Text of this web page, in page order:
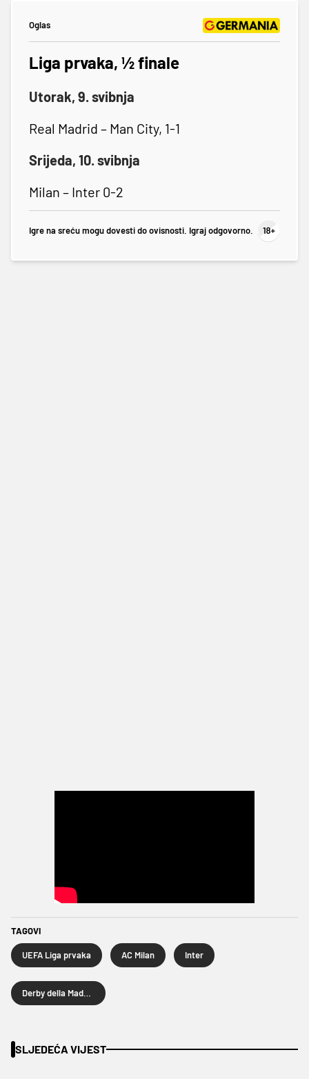
Oglas
Liga prvaka, ½ finale
Utorak, 9. svibnja
Real Madrid – Man City, 1-1
Srijeda, 10. svibnja
Milan – Inter 0-2
Igre na sreću mogu dovesti do ovisnosti. Igraj odgovorno.
TAGOVI
UEFA Liga prvaka AC Milan Inter
SLJEDEĆA VIJEST